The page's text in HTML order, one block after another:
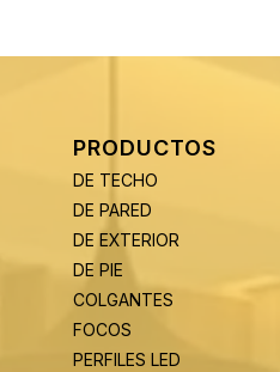
PRODUCTOS
DE TECHO
DE PARED
DE EXTERIOR
DE PIE
COLGANTES
FOCOS
PERFILES LED